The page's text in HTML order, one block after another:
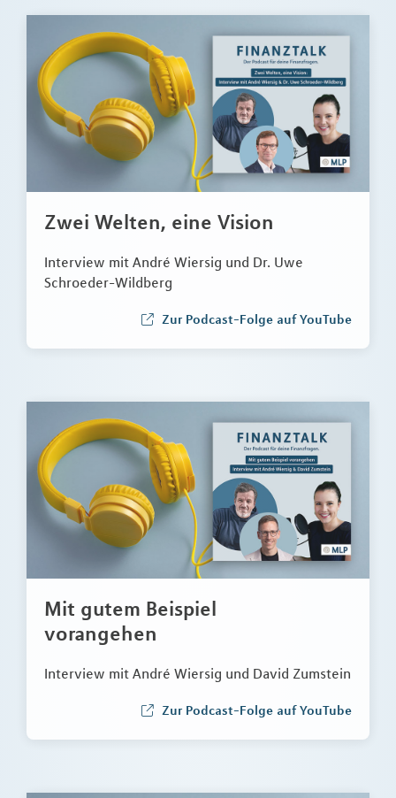
Zwei Welten, eine Vision
Interview mit André Wiersig und Dr. Uwe
Schroeder-Wildberg
Zur Podcast-Folge auf YouTube
Mit gutem Beispiel
vorangehen
Interview mit André Wiersig und David Zumstein
Zur Podcast-Folge auf YouTube